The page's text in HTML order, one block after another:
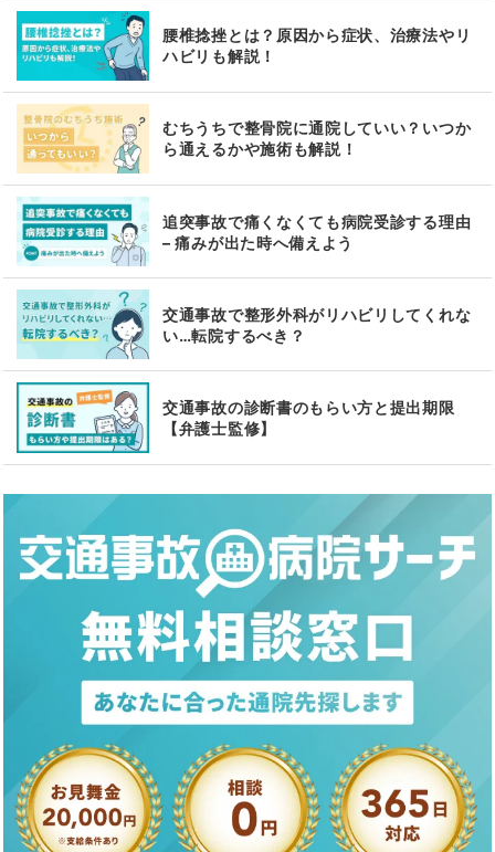
腰椎捻挫とは？原因から症状、治療法やリ
ハビリも解説！
むちうちで整骨院に通院していい？いつか
ら通えるかや施術も解説！
追突事故で痛くなくても病院受診する理由
– 痛みが出た時へ備えよう
交通事故で整形外科がリハビリしてくれな
い…転院するべき？
交通事故の診断書のもらい方と提出期限
【弁護士監修】